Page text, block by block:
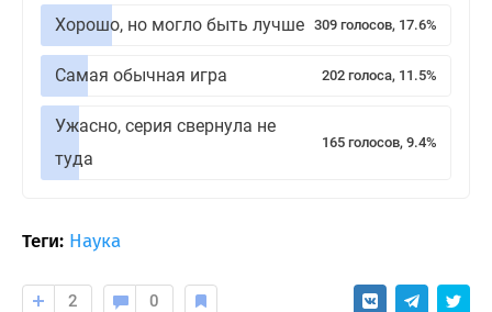
Хорошо, но могло быть лучше 309 голосов, 17.6%
Самая обычная игра 202 голоса, 11.5%
Ужасно, серия свернула не
туда
165 голосов, 9.4%
Теги: Наука
2 0